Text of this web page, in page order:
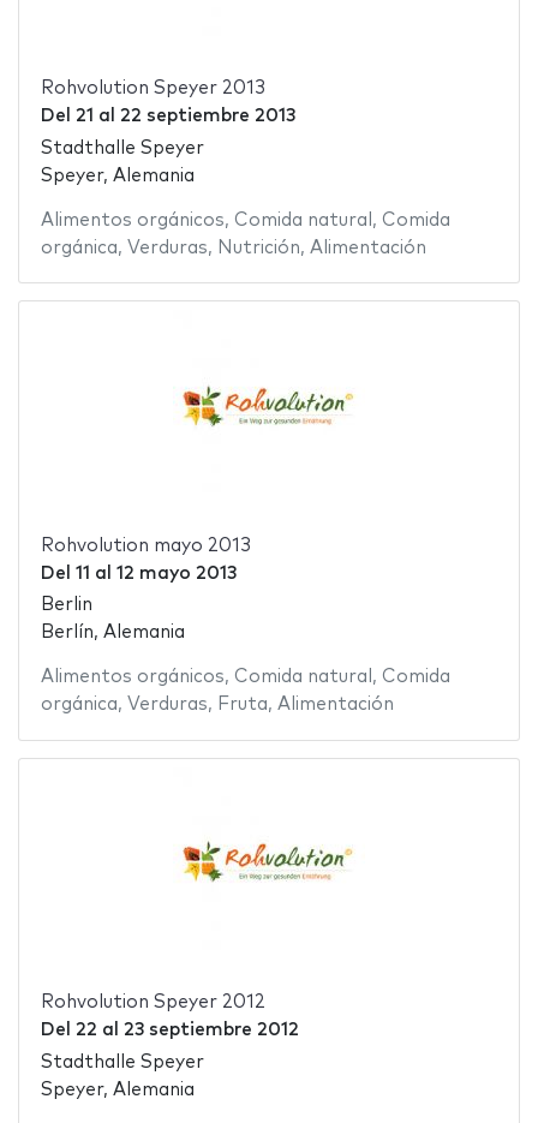
Rohvolution Speyer 2013
Del 21 al 22 septiembre 2013
Stadthalle Speyer
Speyer, Alemania
Alimentos orgánicos, Comida natural , Comida
orgánica, Verduras, Nutrición, Alimentación
Rohvolution mayo 2013
Del 11 al 12 mayo 2013
Berlin
Berlín, Alemania
Alimentos orgánicos, Comida natural , Comida
orgánica, Verduras, Fruta, Alimentación
Rohvolution Speyer 2012
Del 22 al 23 septiembre 2012
Stadthalle Speyer
Speyer, Alemania